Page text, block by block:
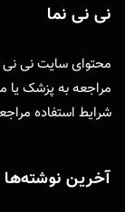
نی نی نما
محتوای سایت نی نی
مراجعه به پزشک
شرایط استفاده
آخرین نوشته‌ها